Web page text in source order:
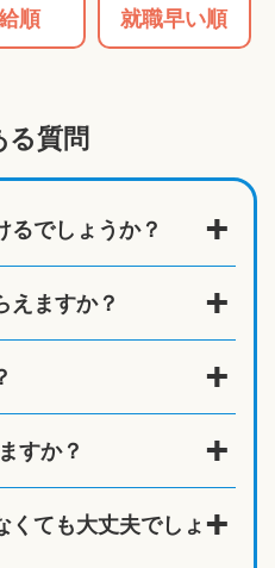
順 就職早い順
る質問
るでしょうか？
えますか？
すか？
くても大丈夫でしょ